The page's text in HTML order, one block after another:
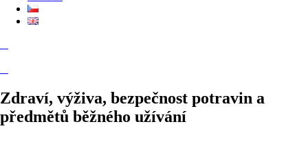
Zdraví, výživa, bezpečnost potravin a
předmětů běžného užívání